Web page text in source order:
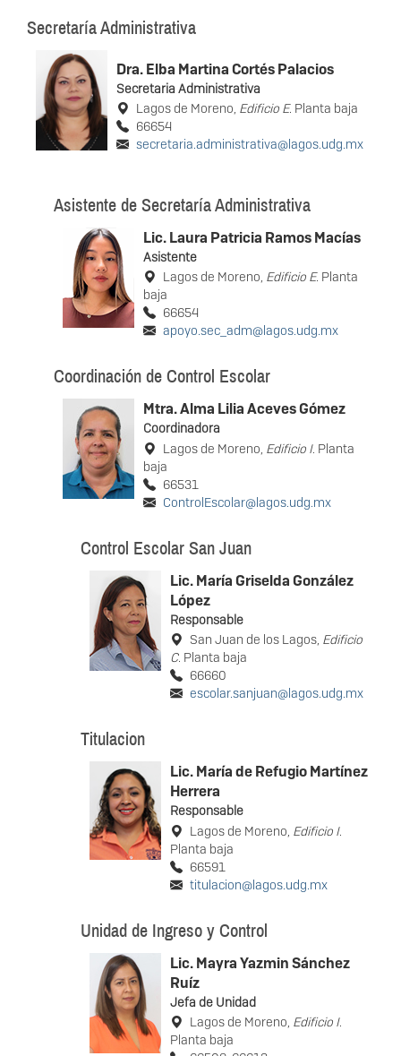
Secretaría Administrativa
Dra. Elba Martina Cortés Palacios
Secretaria Administrativa
Lagos de Moreno, Edificio E. Planta baja
66654
secretaria.administrativa@lagos.udg.mx
Asistente de Secretaría Administrativa
Lic. Laura Patricia Ramos Macías
Asistente
Lagos de Moreno, Edificio E. Planta
baja
66654
apoyo.sec_adm@lagos.udg.mx
Coordinación de Control Escolar
Mtra. Alma Lilia Aceves Gómez
Coordinadora
Lagos de Moreno, Edificio I. Planta
baja
66531
ControlEscolar@lagos.udg.mx
Control Escolar San Juan
Lic. María Griselda González
López
Responsable
San Juan de los Lagos, Edificio
C. Planta baja
66660
escolar.sanjuan@lagos.udg.mx
Titulacion
Lic. María de Refugio Martínez
Herrera
Responsable
Lagos de Moreno, Edificio I.
Planta baja
66591
titulacion@lagos.udg.mx
Unidad de Ingreso y Control
Lic. Mayra Yazmin Sánchez
Ruíz
Jefa de Unidad
Lagos de Moreno, Edificio I.
Planta baja